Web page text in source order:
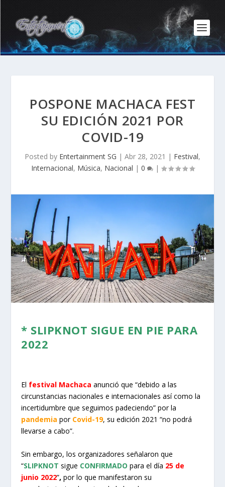
POSPONE MACHACA FEST
SU EDICIÓN 2021 POR
COVID-19
Posted by Entertainment SG | Abr 28, 2021 | Festival,
Internacional, Música, Nacional | 0 |
* SLIPKNOT SIGUE EN PIE PARA
2022
El festival Machaca anunció que “debido a las
circunstancias nacionales e internacionales así como la
incertidumbre que seguimos padeciendo” por la
pandemia por Covid-19, su edición 2021 “no podrá
llevarse a cabo”.
Sin embargo, los organizadores señalaron que
“SLIPKNOT sigue CONFIRMADO para el día 25 de
junio 2022”,por lo que manifestaron su